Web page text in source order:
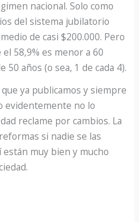
nacional. Solo como
del sistema jubilatorio
de casi $200.000. Pero
58,9% es menor a 60
50 años (o sea, 1 de cada 4).
ya publicamos y siempre
evidentemente no lo
reclame por cambios. La
si nadie se las
muy bien y mucho